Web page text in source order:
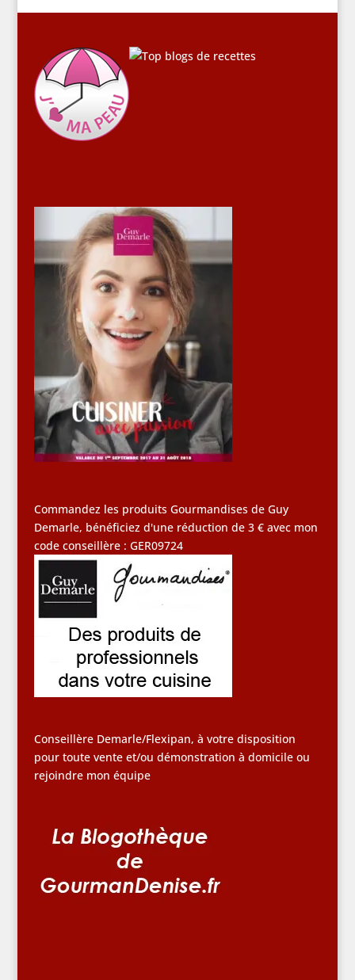
Commandez les produits Gourmandises de Guy
Demarle, bénéficiez d'une réduction de 3 € avec mon
code conseillère : GER09724
Conseillère Demarle/Flexipan, à votre disposition
pour toute vente et/ou démonstration à domicile ou
rejoindre mon équipe